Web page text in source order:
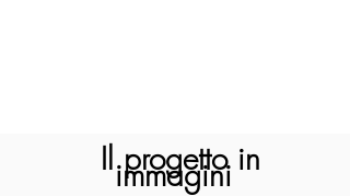
Il progetto in
immagini